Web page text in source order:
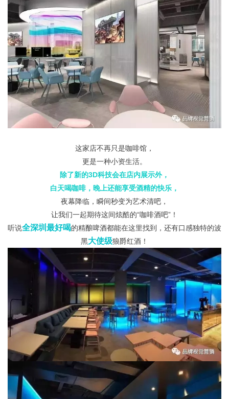
这家店不再只是咖啡馆，
更是一种小资生活。
除了新的3D科技会在店内展示外，
白天喝咖啡，晚上还能享受酒精的快乐，
夜幕降临， 瞬间秒变为艺术清吧 ，
让我们一起期待这间炫酷的“咖啡酒吧”！
听说全深圳最好喝的精酿啤酒都能在这里找到，还有口感独特的波
黑大使级狼爵红酒！